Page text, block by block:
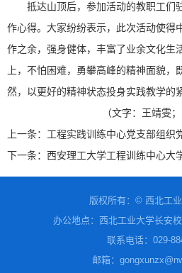
抵达山顶后，参加活动的教职工们
作心得。大家纷纷表示，此次活动使得
作之余，强身健体，丰富了业余文化生
上，不怕困难，勇攀高峰的精神面貌，
然，以更好的精神状态投身实践教学的
（文字：王靖雯
上一条： 工程实践训练中心党支部组织
下一条： 西安理工大学工程训练中心大
版权所有：© 西北工
办公地点：西北工业大学长安
联系电话： 029-
邮箱：